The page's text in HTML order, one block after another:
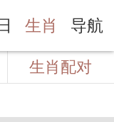
生肖 导航
生肖配对